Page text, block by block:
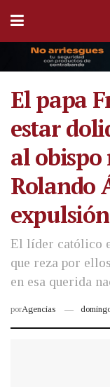
El papa
estar
al obispo
Rolando
El líder católico
que reza por
en esa querida
porAgencias